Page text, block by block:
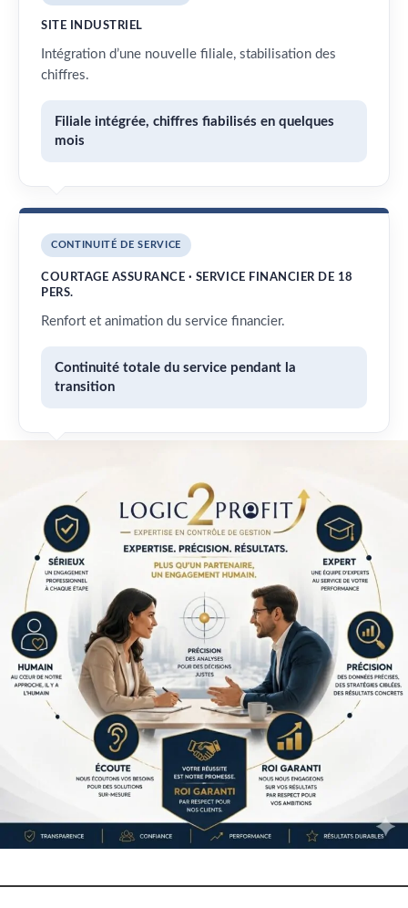
SITE INDUSTRIEL
Intégration d’une nouvelle filiale, stabilisation des
chiffres.
Filiale intégrée, chiffres fiabilisés en quelques
mois
CONTINUITÉ DE SERVICE
COURTAGE ASSURANCE · SERVICE FINANCIER DE 18
PERS.
Renfort et animation du service financier.
Continuité totale du service pendant la
transition